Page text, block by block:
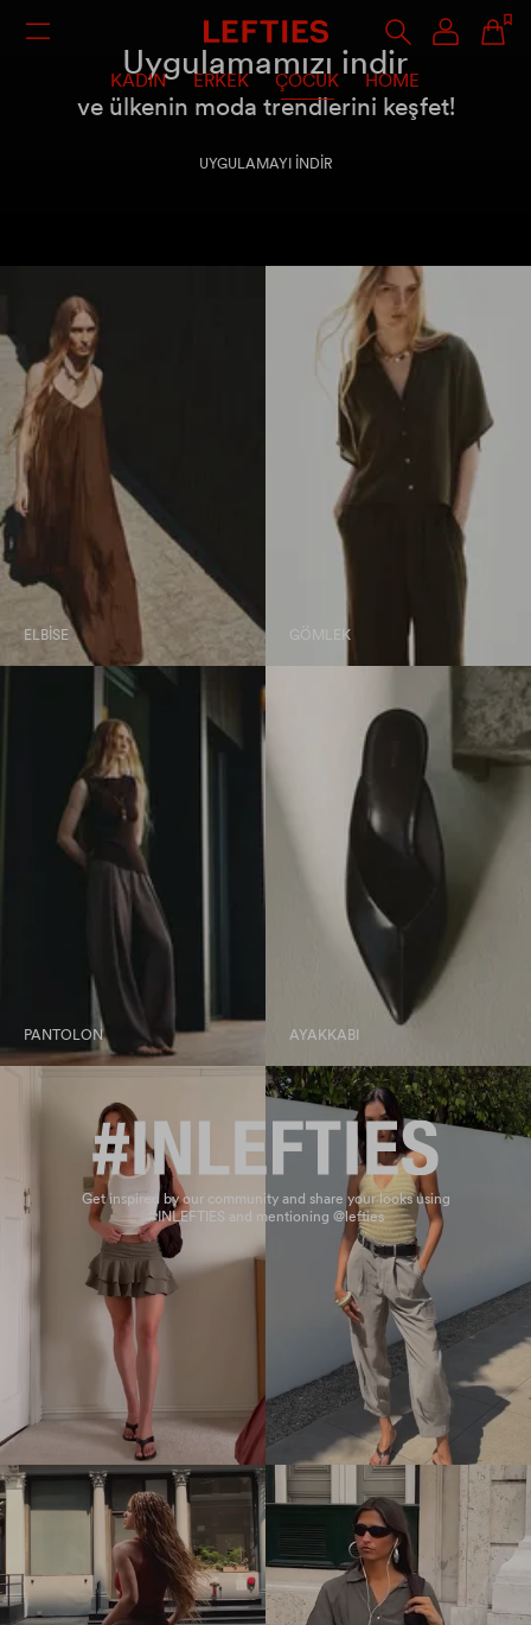
KADIN ERKEK ÇOCUK HOME
Uygulamamızı indir
ve ülkenin moda trendlerini keşfet!
UYGULAMAYI İNDİR
ELBISE GÖMLEK
PANTOLON AYAKKABI
Get inspired by our community and share your looks using
#INLEFTIES and mentioning @lefties